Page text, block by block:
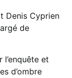
Denis Cyprien
de
et
d’ombre